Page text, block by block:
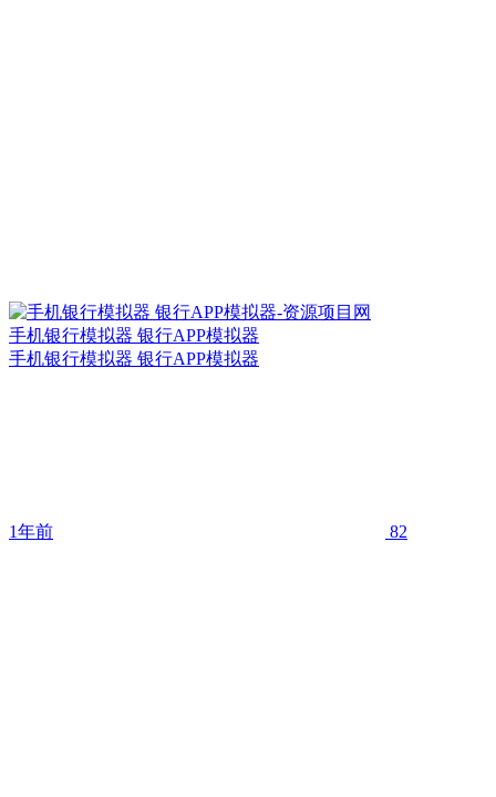
手机银行模拟器 银行APP模拟器
手机银行模拟器 银行APP模拟器
1年前 82